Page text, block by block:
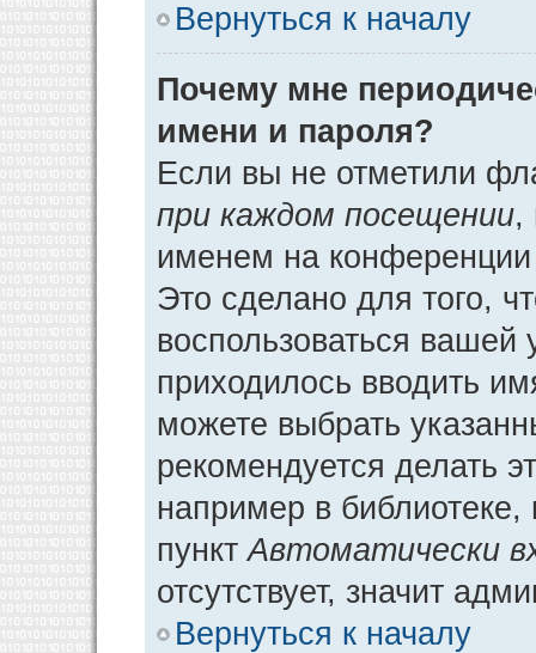
Вернуться к началу
Почему мне
имени и пароля?
Если вы не отметили
при каждом посещении,
именем на конференции
Это сделано для того,
воспользоваться
приходилось вводить
можете выбрать
рекомендуется делать
например в библиотеке,
пунктАвтоматически
отсутствует, значит
Вернуться к началу